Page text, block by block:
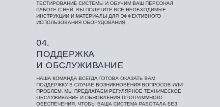
04.
ПОДДЕРЖКА
И ОБСЛУЖИВАНИЕ
НАША КОМАНДА ВСЕГДА ГОТОВА ОКАЗАТЬ ВАМ
ПОДДЕРЖКУ В СЛУЧАЕ ВОЗНИКНОВЕНИЯ ВОПРОСОВ ИЛИ
ПРОБЛЕМ. МЫ ПРЕДЛАГАЕМ РЕГУЛЯРНОЕ ТЕХНИЧЕСКОЕ
ОБСЛУЖИВАНИЕ И ОБНОВЛЕНИЯ ПРОГРАММНОГО
ОБЕСПЕЧЕНИЯ, ЧТОБЫ ВАША СИСТЕМА РАБОТАЛА БЕЗ
ТЕСТИРОВАНИЕ СИСТЕМЫ И ОБУЧИМ ВАШ ПЕРСОНАЛ
РАБОТЕ С НЕЙ. ВЫ ПОЛУЧИТЕ ВСЕ НЕОБХОДИМЫЕ
ИНСТРУКЦИИ И МАТЕРИАЛЫ ДЛЯ ЭФФЕКТИВНОГО
ИСПОЛЬЗОВАНИЯ ОБОРУДОВАНИЯ.